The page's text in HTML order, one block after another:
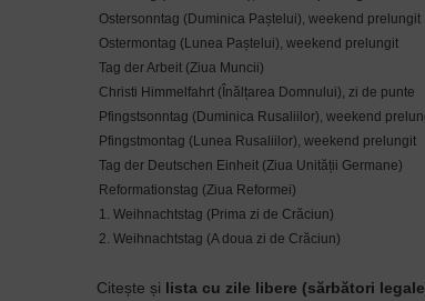
Ostersonntag (Duminica Paștelui), weekend prelungit
Ostermontag (Lunea Paștelui), weekend prelungit
Tag der Arbeit (Ziua Muncii)
Christi Himmelfahrt (Înălțarea Domnului), zi de punte
Pfingstsonntag (Duminica Rusaliilor), weekend
Pfingstmontag (Lunea Rusaliilor), weekend prelungit
Tag der Deutschen Einheit (Ziua Unității Germane)
Reformationstag (Ziua Reformei)
1. Weihnachtstag (Prima zi de Crăciun)
2. Weihnachtstag (A doua zi de Crăciun)
Citește și lista cu zile libere (sărbători